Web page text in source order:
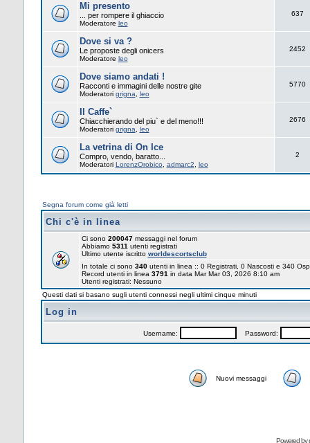
Mi presento
... per rompere il ghiaccio
Moderatore leo
637
Dove si va ?
Le proposte degli onicers
Moderatore leo
2452
Dove siamo andati !
Racconti e immagini delle nostre gite
Moderatori grigna leo
5770
Il Caffe`
Chiacchierando del piu` e del meno!!!
Moderatori grigna leo
2676
La vetrina di On Ice
Compro, vendo, baratto...
Moderatori LorenzOrobico admarc2 leo
2
Segna forum come già letti
Chi c'è in linea
Ci sono 200047messaggi nel forum
Abbiamo 5311 utenti registrati
Ultimo utente iscritto worldescortsclub
In totale ci sono 340utenti in linea :: 0 Registrati, 0 Nascosti e 340
Record utenti in linea 3791 in data Mar Mar 03, 2026 8:10 am
Utenti registrati: Nessuno
Questi dati si basano sugli utenti connessi negli ultimi cinque minuti
Log in
Username: Password:
Nuovi messaggi
Powered by